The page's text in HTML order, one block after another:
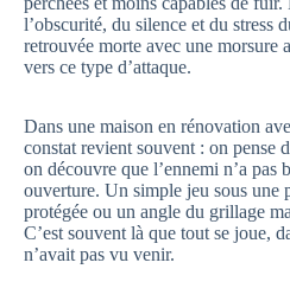
l’obscurité, du silence et du stress
retrouvée morte avec une morsure
vers ce type d’attaque.
Dans une maison en rénovation
constat revient souvent : on pense
on découvre que l’ennemi n’a pas
ouverture. Un simple jeu sous une
protégée ou un angle du grillage
C’est souvent là que tout se joue,
n’avait pas vu venir.